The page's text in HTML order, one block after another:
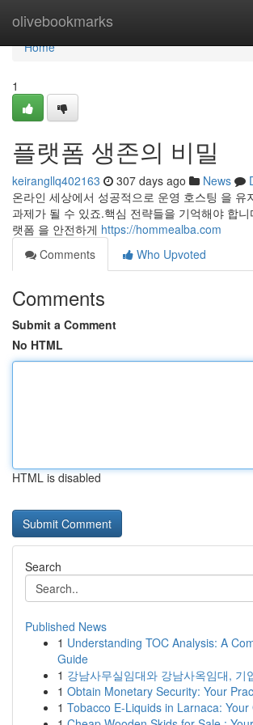
olivebookmarks
Home
Home
1
플랫폼 생존의 비밀
keirangllq402163 307 days ago News
온라인 세상에서 성공적으로 운영 호스팅 을 유
과제가 될 수 있죠.핵심 전략들을 기억해야 합
랫폼 을 안전하게 https://hommealba.com
Comments
Who Upvoted
Comments
Submit a Comment
No HTML
HTML is disabled
Search
Published News
1 Understanding TOC Analysis: A
Guide
1 강남사무실임대와 강남사옥임대, 기
1 Obtain Monetary Security: Your
1 Tobacco E-Liquids in Larnaca: